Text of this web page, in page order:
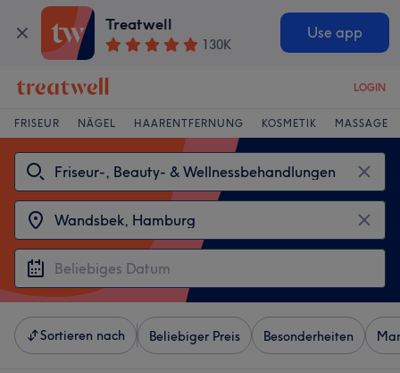
Treatwell
130K
Use app
LOGIN
FRISEUR NÄGEL HAARENTFERNUNG KOSMETIK MASSAGE
Sortieren nach Beliebiger Preis Besonderheiten